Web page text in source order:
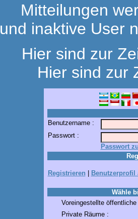
Mitteilungen
und inaktive User
Hier sind zur
Hier sind zur
Benutzername :
Passwort :
Passwort
Registrieren Benutzerprofil
Wähle
Voreingestellte
Private Räume :